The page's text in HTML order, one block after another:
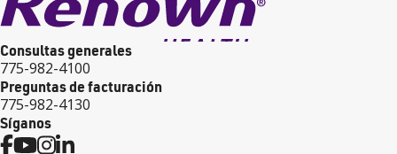
Consultas generales
775-982-4100
Preguntas de facturación
775-982-4130
Síganos